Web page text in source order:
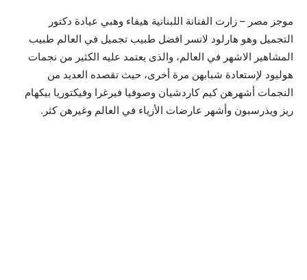
موجز مصر – زارت الفنانة اللبنانية هيفاء وهبي عيادة دكتور
التجميل وهو هارلود لانسر افضل طبيب تجميل في العالم طبيب
المشاهير الاشهر في العالم، والذى يعتمد عليه الكثير من نجمات
هوليود لإستعادة شبابهن مرة أخرى، حيث تقصده العديد من
النجمات أشهرهن كيم كاردشيان وصوفيا فيرغرا وفيكتوريا بيكهام
ريز ويذرسبون وأشهر عارضات الأزياء في العالم وغيرهن كثر.